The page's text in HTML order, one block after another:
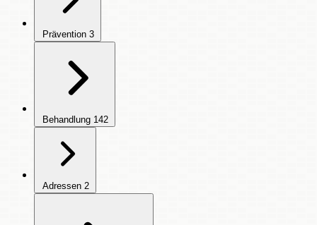
Prävention 3
Behandlung 142
Adressen 2